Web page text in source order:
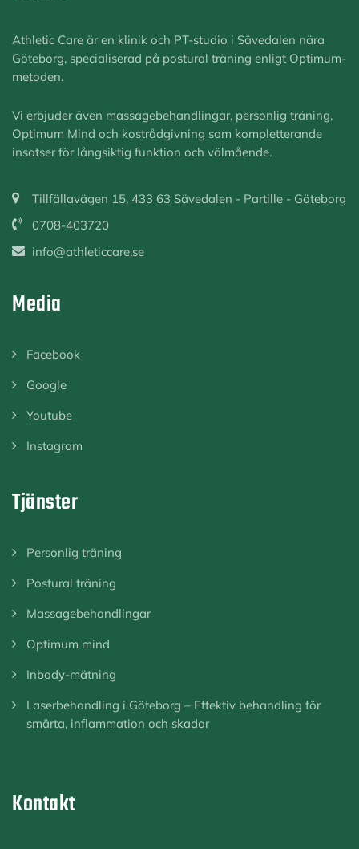
Athletic Care är en klinik och PT-studio i Sävedalen nära
Göteborg, specialiserad på postural träning enligt Optimum-
metoden.
Vi erbjuder även massagebehandlingar, personlig träning,
Optimum Mind och kostrådgivning som kompletterande
insatser för långsiktig funktion och välmående.
Tillfällavägen 15, 433 63 Sävedalen - Partille - Göteborg
0708-403720
info@athleticcare.se
Media
Facebook
Google
Youtube
Instagram
Tjänster
Personlig träning
Postural träning
Massagebehandlingar
Optimum mind
Inbody-mätning
Laserbehandling i Göteborg – Effektiv behandling för
smärta, inflammation och skador
Kontakt